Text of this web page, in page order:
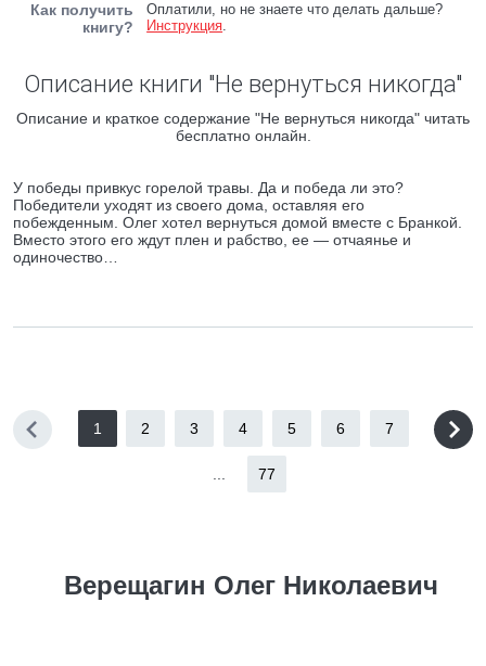
Как получить
книгу?
Оплатили, но не знаете что делать дальше?
Инструкция.
Описание книги "Не вернуться никогда"
Описание и краткое содержание "Не вернуться никогда" читать
бесплатно онлайн.
У победы привкус горелой травы. Да и победа ли это?
Победители уходят из своего дома, оставляя его
побежденным. Олег хотел вернуться домой вместе с Бранкой.
Вместо этого его ждут плен и рабство, ее — отчаянье и
одиночество…
1 2 3 4 5 6 7
77
Верещагин Олег Николаевич